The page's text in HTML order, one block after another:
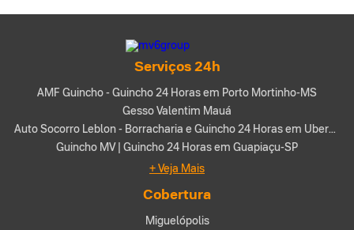
Serviços 24h
AMF Guincho - Guincho 24 Horas em Porto Mortinho-MS
Gesso Valentim Mauá
Auto Socorro Leblon - Borracharia e Guincho 24 Horas em Uberaba-MG
Guincho MV | Guincho 24 Horas em Guapiaçu-SP
+ Veja Mais
Cobertura
Miguelópolis